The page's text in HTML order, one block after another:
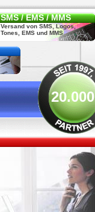
SMS / EMS / MMS
Versand von SMS, Logos,
Tones, EMS und MMS
20.000